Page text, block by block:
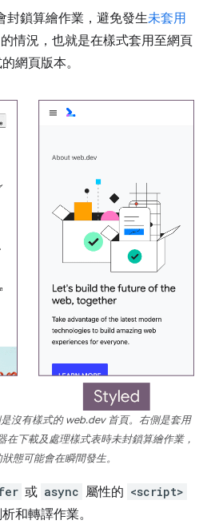
封鎖算繪作業，避免發生未套用
的情況，也就是在樣式套用至網頁
網頁版本。
沒有樣式的 web.dev 首頁。右側是套用
在下載及處理樣式表時未封鎖算繪作業，
態可能會在瞬間發生。
或 async 屬性的 <script>
和轉譯作業。